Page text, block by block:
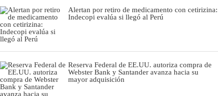
Alertan por retiro de medicamento con cetirizina:
Indecopi evalúa si llegó al Perú
Reserva Federal de EE.UU. autoriza compra de
Webster Bank y Santander avanza hacia su
mayor adquisición